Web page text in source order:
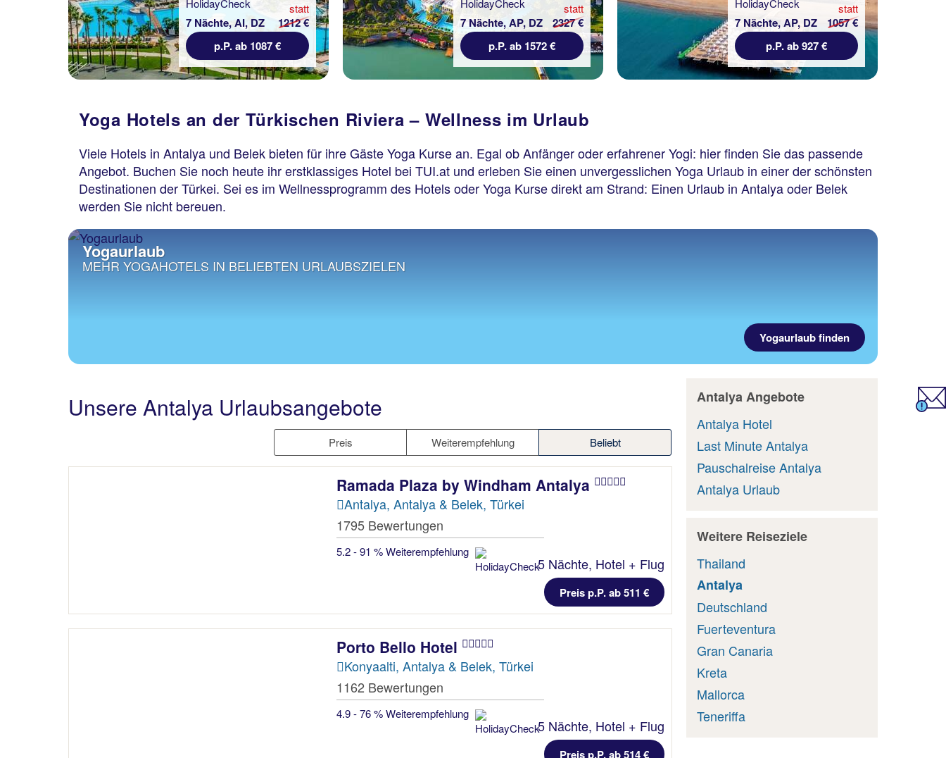
7 Nächte, AI, DZ
statt
1212 €
p.P. ab 1087 €
7 Nächte, AP, DZ
statt
2327 €
p.P. ab 1572 €
7 Nächte, AP, DZ
statt
1057 €
p.P. ab 927 €
Yoga Hotels an der Türkischen Riviera – Wellness im Urlaub
Viele Hotels in Antalya und Belek bieten für ihre Gäste Yoga Kurse an. Egal ob Anfänger oder erfahrener Yogi: hier finden Sie das passende
Angebot. Buchen Sie noch heute ihr erstklassiges Hotel bei TUI.at und erleben Sie einen unvergesslichen Yoga Urlaub in einer der schönsten
Destinationen der Türkei. Sei es im Wellnessprogramm des Hotels oder Yoga Kurse direkt am Strand: Einen Urlaub in Antalya oder Belek
werden Sie nicht bereuen.
Yogaurlaub
MEHR YOGAHOTELS IN BELIEBTEN URLAUBSZIELEN
Yogaurlaub finden
Unsere Antalya Urlaubsangebote
Preis Weiterempfehlung Beliebt
Ramada Plaza by Windham Antalya
Antalya, Antalya & Belek, Türkei
1795 Bewertungen
5.2 - 91 % Weiterempfehlung
5 Nächte, Hotel + Flug
Preis p.P. ab 511 €
Porto Bello Hotel
Konyaalti, Antalya & Belek, Türkei
1162 Bewertungen
4.9 - 76 % Weiterempfehlung
5 Nächte, Hotel + Flug
Preis p.P. ab 514 €
Antalya Angebote
Antalya Hotel
Last Minute Antalya
Pauschalreise Antalya
Antalya Urlaub
Weitere Reiseziele
Thailand
Antalya
Deutschland
Fuerteventura
Gran Canaria
Kreta
Mallorca
Teneriffa